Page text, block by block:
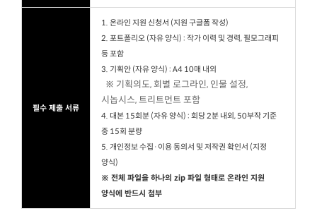
필수 제출 서류
1. 온라인 지원 신청서 (지원 구글폼 작성)
2. 포트폴리오 (자유 양식) : 작가 이력 및 경력, 필모그래피
등 포함
3. 기획안 (자유 양식) : A4 10매 내외
※ 기획의도, 회별 로그라인, 인물 설정,
시놉시스, 트리트먼트 포함
4. 대본 15회분 (자유 양식) : 회당 2분 내외, 50부작 기준
중 15회 분량
5. 개인정보 수집·이용 동의서 및 저작권 확인서 (지정
양식)
※ 전체 파일을 하나의 zip 파일 형태로 온라인 지원
양식에 반드시 첨부